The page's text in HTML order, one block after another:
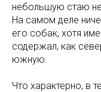
небольшую стаю
На самом деле
его собак, хотя
содержал, как
южную.
Что характерно, в